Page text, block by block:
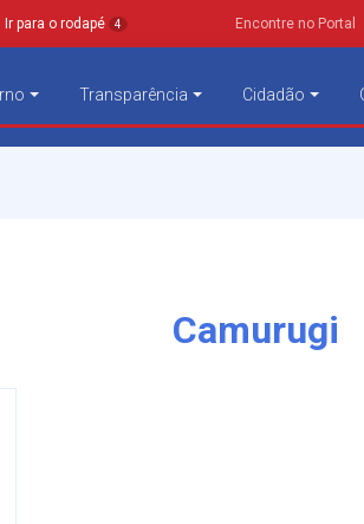
Ir para o rodapé 4 Encontre no Portal
Transparência Cidadão
Camurugi